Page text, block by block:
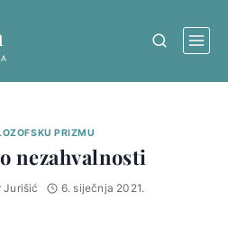
PRIZMU
nezahvalnosti
Jurišić 6. siječnja 2021.